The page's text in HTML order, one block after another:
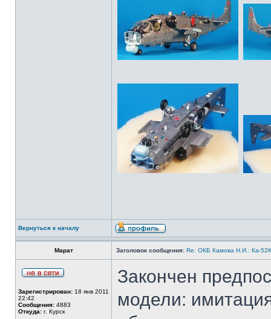
Вернуться к началу
Марат Заголовок сообщения: Re: ОКБ Камова Н.И.: Ка-
Зарегистрирован: 18 янв 2011
22:42
Сообщения: 4883
Откуда: г. Курск
Закончен
модели: